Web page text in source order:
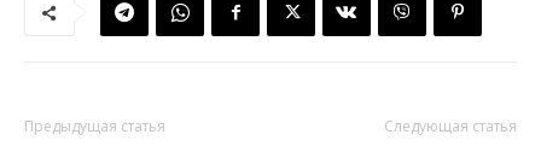
Предыдущая статья Следующая статья